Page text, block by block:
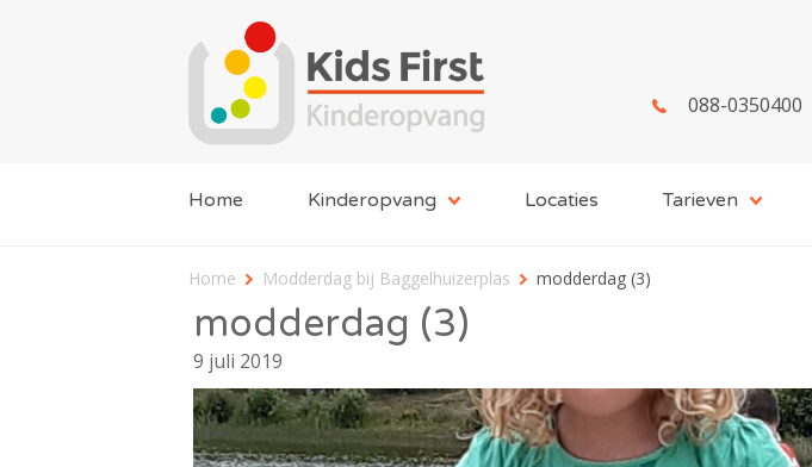
088-0350400
Home Kinderopvang Locaties Tarieven
Home Modderdag bij Baggelhuizerplas modderdag (3)
modderdag (3)
9 juli 2019